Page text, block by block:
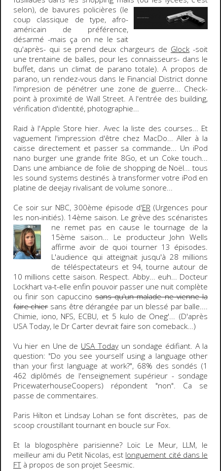
selon), de bavures policières (le
coup classique de type, afro-
américain de préférence,
désarmé -mais ça on ne le sait
qu'après- qui se prend deux chargeurs de Glock -soit
une trentaine de balles, pour les connaisseurs- dans le
buffet, dans un climat de parano totale). A propos de
parano, un rendez-vous dans le Financial Districtdonne
l'impresion de pénétrer une zone de guerre... Check-
point à proximité de Wall Street. A l'entrée des building,
vérification d'identité, photographie...
Raid à l'Apple Store hier. Avec la liste des courses... Et
vaguement l'impression d'être chez MacDo... Aller à la
caisse directement et passer sa commande... Un iPod
nano burger une grande frite 8Go, et un Coke touch...
Dans une ambiance de folie de shopping de Noël... tous
les sound systems destinés à transformer votre iPod en
platine de deejay rivalisant de volume sonore...
Ce soir sur NBC, 300ème épisode d'ER(Urgences pour
les non-initiés). 14ème saison. Le grève des scénaristes
ne remet pas en cause le tournage de la
15ème saison... Le producteur John Wells
affirme avoir de quoi tourner 13 épisodes.
L'audience qui atteignait jusqu'à 28 millions
de téléspectateurs et 94, tourne autour de
10 millions cette saison. Respect. Abby... euh... Docteur
Lockhartva-t-elle enfin pouvoir passer une nuit complète
ou finir son capuccinosans qu'un malade ne vienne la
faire chiersans être dérangée par un blessé par balle....
Chimie, iono, NFS, ECBU, et 5 kulo de Oneg'... (D'après
USA Today, le Dr Carterdevrait faire son comeback...)
Vu hier en Une de USA Todayun sondage édifiant. A la
question: "Do you see yourself using a language other
than your first language at work?", 68% des sondés (1
462 diplômés de l'enseignement supérieur - sondage
PricewaterhouseCoopers) répondent "non". Ca se
passe de commentaires.
Paris Hilton et Lindsay Lohan se font discrètes, pas de
scoop croustillant tournant en boucle sur Fox.
Et la blogosphère parisienne? Loïc Le Meur, LLM, le
meilleur ami du Petit Nicolas, est longuement cité dans le
FTà propos de son projet Seesmic.